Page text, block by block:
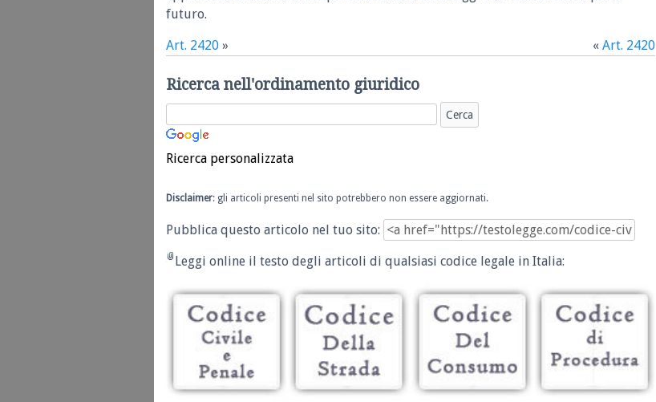
futuro.
Art. 2420 » « Art. 2420
Ricerca nell'ordinamento giuridico
Ricerca personalizzata
Disclaimer: gli articoli presenti nel sito potrebbero non essere aggiornati.
Pubblica questo articolo nel tuo sito:
Leggi online il testo degli articoli di qualsiasi codice legale in Italia: